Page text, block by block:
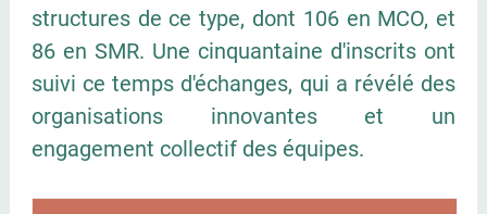
structures de ce type, dont 106 en MCO, et
86 en SMR. Une cinquantaine d'inscrits ont
suivi ce temps d'échanges, qui a révélé des
organisations innovantes et un
engagement collectif des équipes.